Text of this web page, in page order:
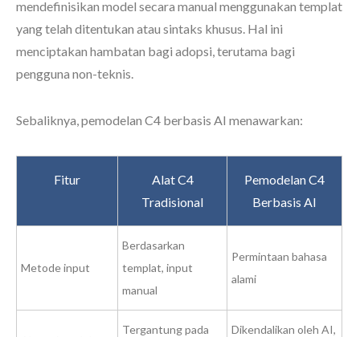
mendefinisikan model secara manual menggunakan templat
yang telah ditentukan atau sintaks khusus. Hal ini
menciptakan hambatan bagi adopsi, terutama bagi
pengguna non-teknis.
Sebaliknya, pemodelan C4 berbasis AI menawarkan:
Fitur
Alat C4
Tradisional
Pemodelan C4
Berbasis AI
Metode input
Berdasarkan
templat, input
manual
Permintaan bahasa
alami
Tergantung pada
Dikendalikan oleh AI,